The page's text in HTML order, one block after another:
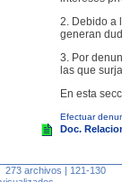
2. Debido a
generan
3. Por
las que
En esta
Efectuar
Doc.
273 archivos | 121-130